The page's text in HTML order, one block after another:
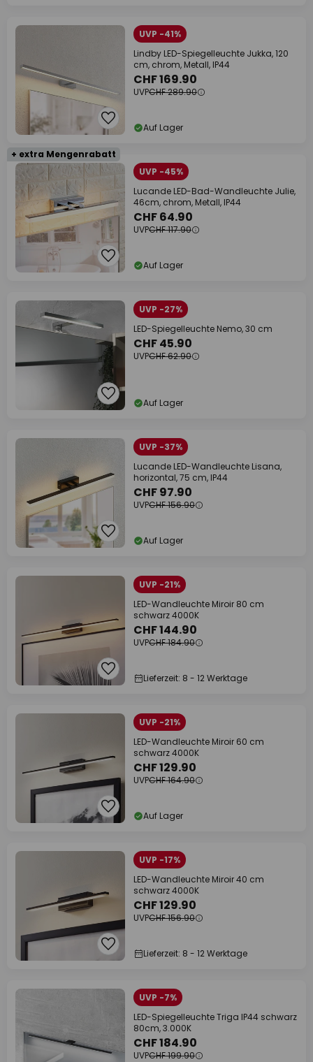
UVP -41%
Lindby LED-Spiegelleuchte Jukka, 120
cm, chrom, Metall, IP44
CHF 169.90
UVPCHF 289.90
Auf Lager
+ extra Mengenrabatt
UVP -45%
Lucande LED-Bad-Wandleuchte Julie,
46cm, chrom, Metall, IP44
CHF 64.90
UVPCHF 117.90
Auf Lager
UVP -27%
LED-Spiegelleuchte Nemo, 30 cm
CHF 45.90
UVPCHF 62.90
Auf Lager
UVP -37%
Lucande LED-Wandleuchte Lisana,
horizontal, 75 cm, IP44
CHF 97.90
UVPCHF 156.90
Auf Lager
UVP -21%
LED-Wandleuchte Miroir 80 cm
schwarz 4000K
CHF 144.90
UVPCHF 184.90
Lieferzeit: 8 - 12 Werktage
UVP -21%
LED-Wandleuchte Miroir 60 cm
schwarz 4000K
CHF 129.90
UVPCHF 164.90
Auf Lager
UVP -17%
LED-Wandleuchte Miroir 40 cm
schwarz 4000K
CHF 129.90
UVPCHF 156.90
Lieferzeit: 8 - 12 Werktage
UVP -7%
LED-Spiegelleuchte Triga IP44 schwarz
80cm, 3.000K
CHF 184.90
UVPCHF 199.90